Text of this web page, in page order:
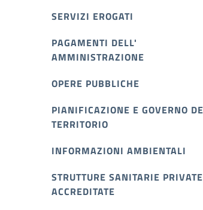
SERVIZI EROGATI
PAGAMENTI DELL'
AMMINISTRAZIONE
OPERE PUBBLICHE
PIANIFICAZIONE E GOVERNO
TERRITORIO
INFORMAZIONI AMBIENTALI
STRUTTURE SANITARIE PRIVATE
ACCREDITATE